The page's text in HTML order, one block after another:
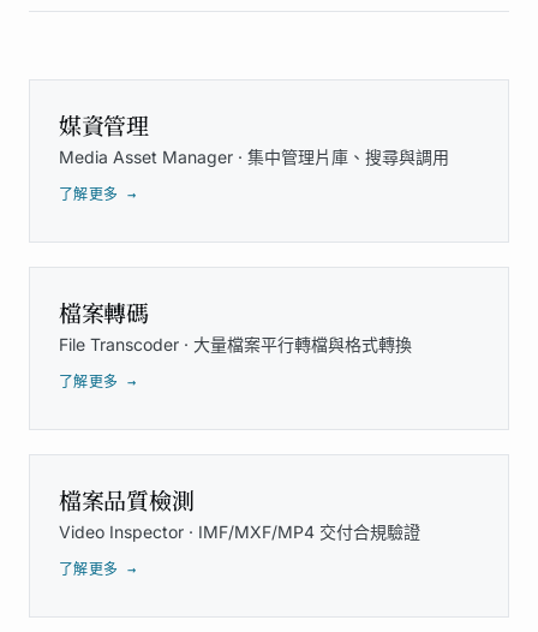
媒資管理
Media Asset Manager · 集中管理片庫、搜尋與調用
了解更多 →
檔案轉碼
File Transcoder · 大量檔案平行轉檔與格式轉換
了解更多 →
檔案品質檢測
Video Inspector · IMF/MXF/MP4 交付合規驗證
了解更多 →